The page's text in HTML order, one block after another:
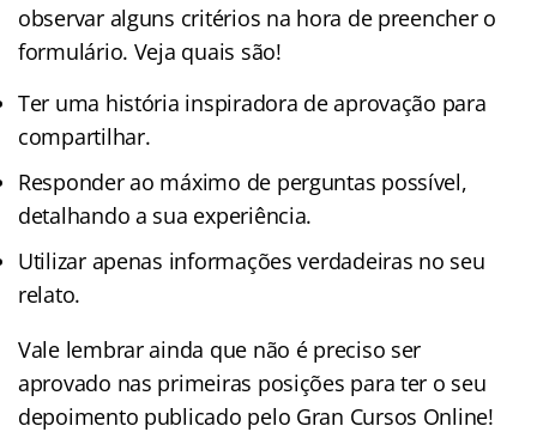
observar alguns critérios na hora de preencher o
formulário. Veja quais são!
Ter uma história inspiradora de aprovação para
compartilhar.
Responder ao máximo de perguntas possível,
detalhando a sua experiência.
Utilizar apenas informações verdadeiras no seu
relato.
Vale lembrar ainda que não é preciso ser
aprovado nas primeiras posições para ter o seu
depoimento publicado pelo Gran Cursos Online!